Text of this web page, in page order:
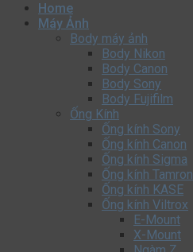
Home
Máy Ảnh
Body máy ảnh
Body Nikon
Body Canon
Body Sony
Body Fujifilm
Ống Kính
Ống kính Sony
Ống kính Canon
Ống kính Sigma
Ống kính Tamron
Ống kính KASE
Ống kính Viltrox
E-Mount
X-Mount